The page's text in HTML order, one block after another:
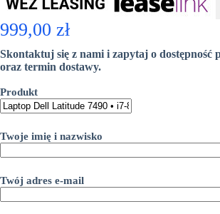
999,00 zł
Skontaktuj się z nami i zapytaj o dostępność
oraz termin dostawy.
Produkt
Twoje imię i nazwisko
Twój adres e-mail